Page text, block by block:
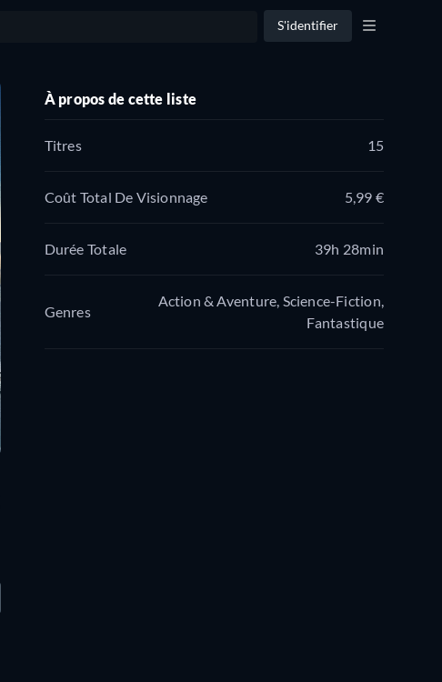
S'identifier
À propos de cette liste
Titres 15
Coût Total De Visionnage 5,99 €
Durée Totale 39h 28min
Genres
Action & Aventure, Science-Fiction,
Fantastique